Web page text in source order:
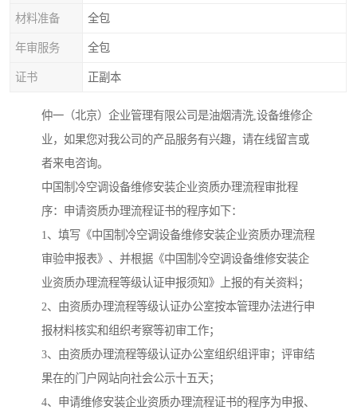
材料准备 全包
年审服务 全包
证书 正副本
仲一（北京）企业管理有限公司是油烟清洗,设备维修企
业，如果您对我公司的产品服务有兴趣，请在线留言或
者来电咨询。
中国制冷空调设备维修安装企业资质办理流程审批程
序：申请资质办理流程证书的程序如下：
1、填写《中国制冷空调设备维修安装企业资质办理流程
审验申报表》、并根据《中国制冷空调设备维修安装企
业资质办理流程等级认证申报须知》上报的有关资料；
2、由资质办理流程等级认证办公室按本管理办法进行申
报材料核实和组织考察等初审工作；
3、由资质办理流程等级认证办公室组织组评审；评审结
果在的门户网站向社会公示十五天；
4、申请维修安装企业资质办理流程证书的程序为申报、